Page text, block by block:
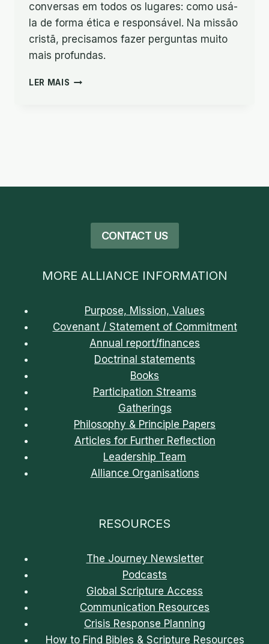
conversas em todos os lugares: como usá-
la de forma ética e responsável. Na missão
cristã, precisamos fazer perguntas muito
mais profundas.
LER MAIS A
CONTACT US
MORE ALLIANCE INFORMATION
Purpose, Mission, Values
Covenant / Statement of Commitment
Annual report/finances
Doctrinal statements
Books
Participation Streams
Gatherings
Philosophy & Principle Papers
Articles for Further Reflection
Leadership Team
Alliance Organisations
RESOURCES
The Journey Newsletter
Podcasts
Global Scripture Access
Communication Resources
Crisis Response Planning
How to Find Bibles & Scripture Resources